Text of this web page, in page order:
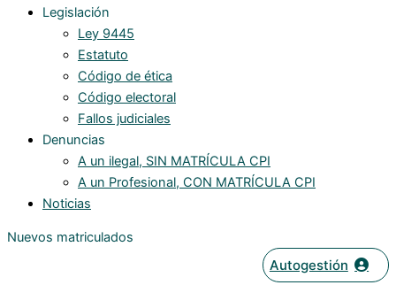
Legislación
Ley 9445
Estatuto
Código de ética
Código electoral
Fallos judiciales
Denuncias
A un ilegal, SIN MATRÍCULA CPI
A un Profesional, CON MATRÍCULA CPI
Noticias
Nuevos matriculados
Autogestión